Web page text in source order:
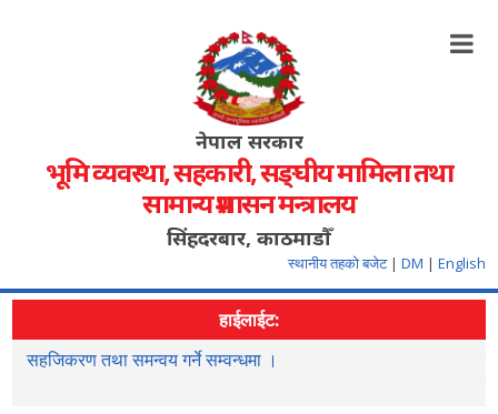
नेपाल सरकार
भूमि व्यवस्था, सहकारी, सङ्‍घीय मामिला तथा
सामान्य प्रशासन मन्त्रालय
सिंहदरबार, काठमाडौँ
स्थानीय तहको बजेट | DM | English
हाईलाईट:
सहजिकरण तथा समन्वय गर्ने सम्वन्धमा ।